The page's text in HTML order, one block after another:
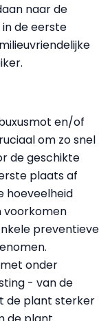
naar de
in de eerste
en/of
om zo snel
de geschikte
plaats af
hoeveelheid
voorkomen
preventieve
onder
- van de
de plant sterker